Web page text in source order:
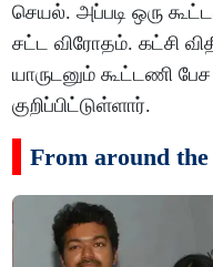
செயல். அப்படி ஒரு
சட்ட விரோதம். கட்சி
யாருடனும் கூட்டணி
குறிப்பிட்டுள்ளார்.
From around the